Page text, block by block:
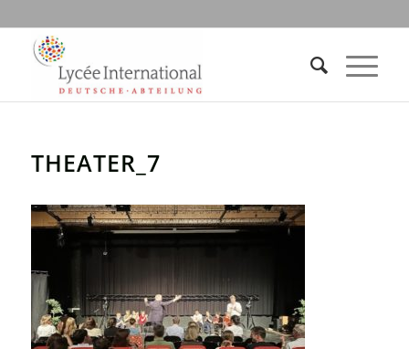
THEATER_7